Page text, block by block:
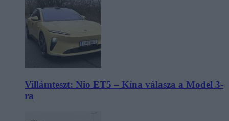
Villámteszt: Nio ET5 – Kína válasza a Model 3-
ra